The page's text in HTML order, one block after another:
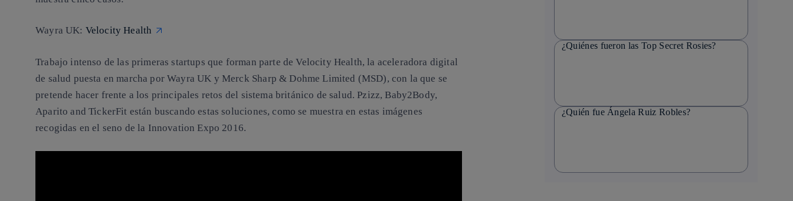
Wayra UK: Velocity Health
Trabajo intenso de las primeras startups que forman parte de Velocity Health, la aceleradora digital
de salud puesta en marcha por Wayra UK y Merck Sharp & Dohme Limited (MSD), con la que se
pretende hacer frente a los principales retos del sistema británico de salud. Pzizz, Baby2Body,
Aparito and TickerFit están buscando estas soluciones, como se muestra en estas imágenes
recogidas en el seno de la Innovation Expo 2016.
¿Quiénes fueron las Top Secret Rosies?
¿Quién fue Ángela Ruiz Robles?